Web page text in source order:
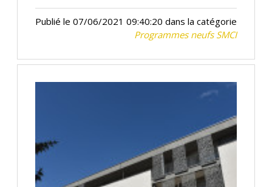
Publié le 07/06/2021 09:40:20 dans la catégorie
Programmes neufs SMCI